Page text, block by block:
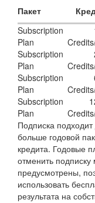
Пакет
Subscription
Plan
Subscription
Plan
Subscription
Plan
Subscription
Plan
Подписка
больше годовой
кредита. Годовые
отменить
предусмотрены,
использовать
результата на